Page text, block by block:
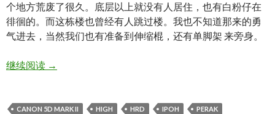
个地方荒废了很久。底层以上就没有人居住，也有白粉仔在
徘徊的。而这栋楼也曾经有人跳过楼。我也不知道那来的勇
气进去，当然我们也有准备到伸缩棍，还有单脚架 来旁身。
继续阅读[IPOH] . Project is Starting!!!! PART-2
→
CANON 5D MARK II HIGH HRD IPOH
PERAK